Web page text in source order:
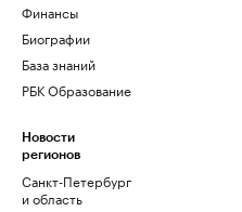
Финансы
Биографии
База знаний
РБК Образование
Новости
регионов
Санкт-Петербург
и область